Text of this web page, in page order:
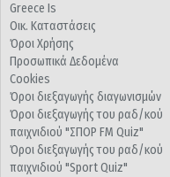
Greece Is
Οικ. Καταστάσεις
Όροι Χρήσης
Προσωπικά Δεδομένα
Cookies
Όροι διεξαγωγής διαγωνισμών
Όροι διεξαγωγής του ραδ/κού
παιχνιδιού "ΣΠΟΡ FM Quiz"
Όροι διεξαγωγής του ραδ/κού
παιχνιδιού "Sport Quiz"